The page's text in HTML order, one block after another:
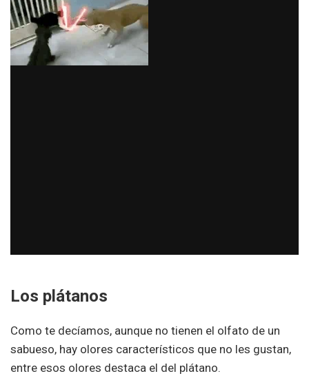
Los plátanos
Como te decíamos, aunque no tienen el olfato de un
sabueso, hay olores característicos que no les gustan,
entre esos olores destaca el del plátano.